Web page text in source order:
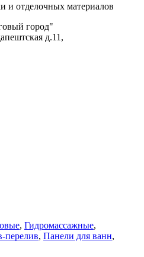
и отделочных материалов
город"
д.11,
, Гидромассажные,
перелив, Панели для ванн,